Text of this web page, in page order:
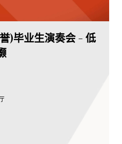
)毕业生演奏会 - 低